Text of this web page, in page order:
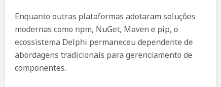
Enquanto outras plataformas adotaram soluções
modernas como npm, NuGet, Maven e pip, o
ecossistema Delphi permaneceu dependente de
abordagens tradicionais para gerenciamento de
componentes.